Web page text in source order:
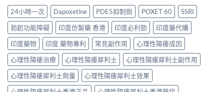
效
消
退
的
全
過
程〉
中
性
福
的
真
實
歷
程〉
中
確
用
法
全
解
析：
藥
效
發
析：
西
地
那
非
+
達
泊
西
肌
痠
痛
副
作
用
解
析：
PDE11
24小時一次 Dapoxetine PDE5抑制劑 POXET 60
SSRI
勃起功能障礙
印度仿製藥 香港 印度必利勁
印度藥代購
印度藥物
印度 藥物專利 常見副作用
心理性陽痿成因
心理性陽痿治療
心理性陽痿犀利士
心理性陽痿犀利士副作用
心理性陽痿犀利士劑量
心理性陽痿犀利士效果